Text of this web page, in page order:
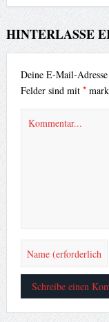
HINTERLASSE
Deine E-Mail-
Felder sind mit *